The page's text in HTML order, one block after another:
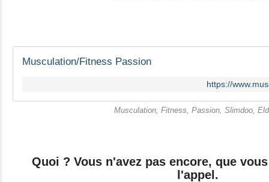
Musculation/Fitness Passion
https://
Musculation, Fitness, Passion, Slimdoo,
Quoi ? Vous n'avez pas encore, que
l'appel.